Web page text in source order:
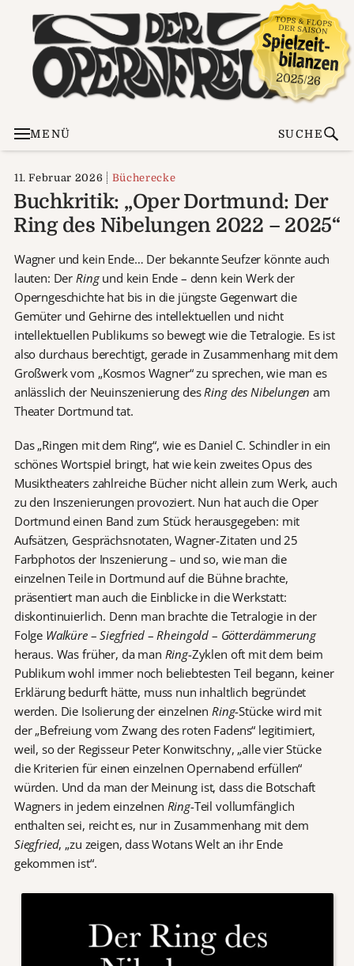
MENÜ SUCHE
11. Februar 2026 Bücherecke
Buchkritik: „Oper Dortmund: Der
Ring des Nibelungen 2022 – 2025“
Wagner und kein Ende… Der bekannte Seufzer könnte auch
lauten: Der Ringund kein Ende – denn kein Werk der
Operngeschichte hat bis in die jüngste Gegenwart die
Gemüter und Gehirne des intellektuellen und nicht
intellektuellen Publikums so bewegt wie die Tetralogie. Es ist
also durchaus berechtigt, gerade in Zusammenhang mit dem
Großwerk vom „Kosmos Wagner“ zu sprechen, wie man es
anlässlich der Neuinszenierung des Ring des Nibelungen am
Theater Dortmund tat.
Das „Ringen mit dem Ring“, wie es Daniel C. Schindler in ein
schönes Wortspiel bringt, hat wie kein zweites Opus des
Musiktheaters zahlreiche Bücher nicht allein zum Werk, auch
zu den Inszenierungen provoziert. Nun hat auch die Oper
Dortmund einen Band zum Stück herausgegeben: mit
Aufsätzen, Gesprächsnotaten, Wagner-Zitaten und 25
Farbphotos der Inszenierung – und so, wie man die
einzelnen Teile in Dortmund auf die Bühne brachte,
präsentiert man auch die Einblicke in die Werkstatt:
diskontinuierlich. Denn man brachte die Tetralogie in der
Folge Walküre–Siegfried– Rheingold – Götterdämmerung
heraus. Was früher, da man Ring-Zyklen oft mit dem beim
Publikum wohl immer noch beliebtesten Teil begann, keiner
Erklärung bedurft hätte, muss nun inhaltlich begründet
werden. Die Isolierung der einzelnen Ring-Stücke wird mit
der „Befreiung vom Zwang des roten Fadens“ legitimiert,
weil, so der Regisseur Peter Konwitschny, „alle vier Stücke
die Kriterien für einen einzelnen Opernabend erfüllen“
würden. Und da man der Meinung ist, dass die Botschaft
Wagners in jedem einzelnen Ring-Teil vollumfänglich
enthalten sei, reicht es, nur in Zusammenhang mit dem
Siegfried, „zu zeigen, dass Wotans Welt an ihr Ende
gekommen ist“.